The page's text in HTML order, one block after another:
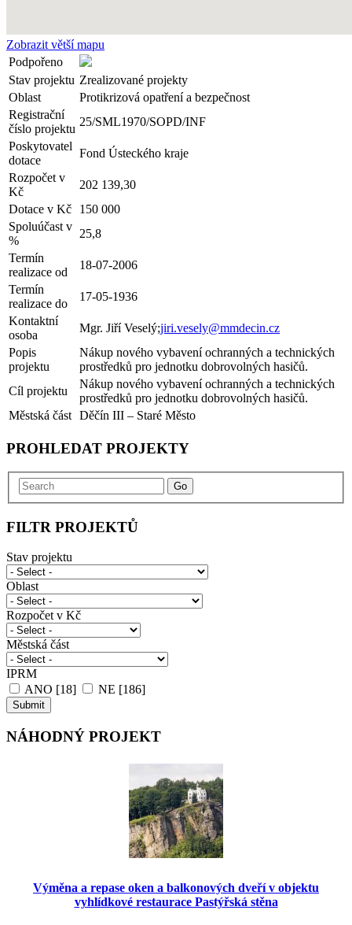
Zobrazit větší mapu
Podpořeno
Stav projektu Zrealizované projekty
Oblast
Protikrizová opatření a bezpečnost
Registrační
číslo projektu
25/SML1970/SOPD/INF
Poskytovatel
dotace
Fond Ústeckého kraje
Rozpočet v
Kč
202 139,30
Dotace v Kč
150 000
Spoluúčast v
%
25,8
Termín
realizace od
18-07-2006
Termín
realizace do
17-05-1936
Kontaktní
osoba
Mgr. Jiří Veselý;jiri.vesely@mmdecin.cz
Popis
projektu
Nákup nového vybavení ochranných a technických
prostředků pro jednotku dobrovolných hasičů.
Cíl projektu
Nákup nového vybavení ochranných a technických
prostředků pro jednotku dobrovolných hasičů.
Městská část Děčín III – Staré Město
PROHLEDAT PROJEKTY
Go
FILTR PROJEKTŮ
Stav projektu
Oblast
Rozpočet v Kč
Městská část
IPRM
ANO [18]
NE [186]
NÁHODNÝ PROJEKT
Výměna a repase oken a balkonových dveří v objektu
vyhlídkové restaurace Pastýřská stěna